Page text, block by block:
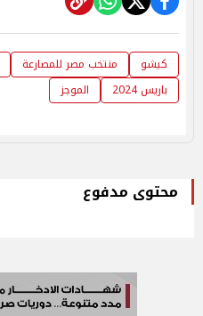
كيشو منتخب مصر للمصارعة
باريس 2024
الموجز
محتوى مدفوع